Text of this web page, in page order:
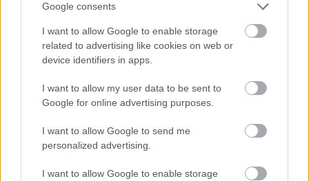
Google consents
I want to allow Google to enable storage
related to advertising like cookies on web or
device identifiers in apps.
I want to allow my user data to be sent to
Google for online advertising purposes.
I want to allow Google to send me
personalized advertising.
I want to allow Google to enable storage